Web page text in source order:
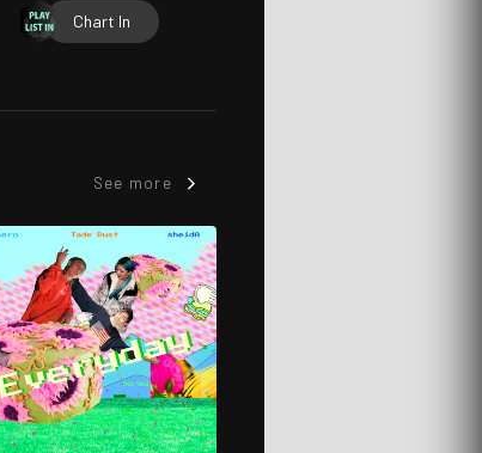
Chart In
See more